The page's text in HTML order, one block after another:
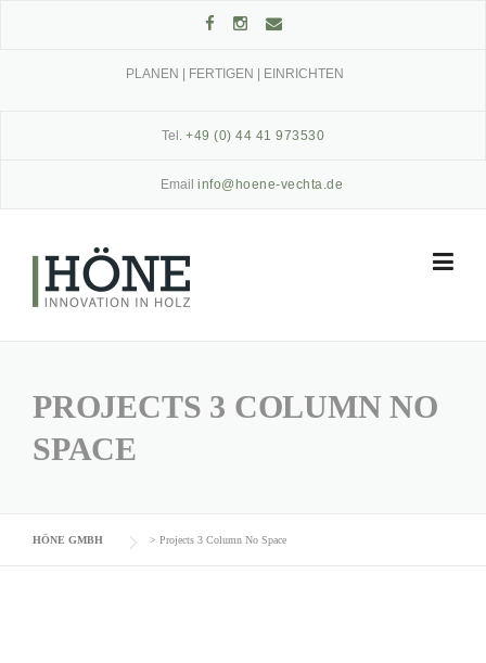
PLANEN | FERTIGEN | EINRICHTEN
Tel. +49 (0) 44 41 973530
Email info@hoene-vechta.de
PROJECTS 3 COLUMN NO
SPACE
HÖNE GMBH > Projects 3 Column No Space